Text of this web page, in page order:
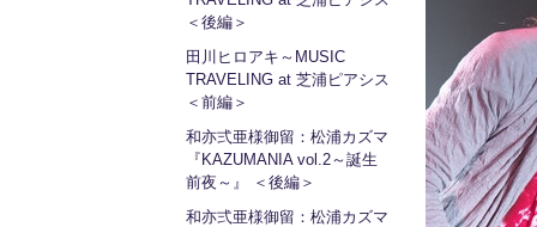
＜後編＞
田川ヒロアキ～MUSIC
TRAVELING at 芝浦ピアシス
＜前編＞
和亦弍亜様御留：松浦カズマ
『KAZUMANIA vol.2～誕生
前夜～』 ＜後編＞
和亦弍亜様御留：松浦カズマ